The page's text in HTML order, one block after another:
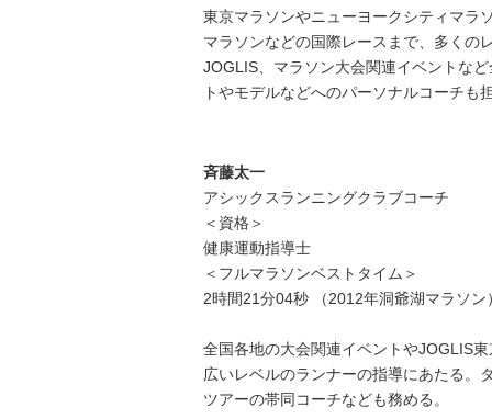
東京マラソンやニューヨークシティマラ
マラソンなどの国際レースまで、多くの
JOGLIS、マラソン大会関連イベントな
トやモデルなどへのパーソナルコーチも
斉藤太一
アシックスランニングクラブコーチ
＜資格＞
健康運動指導士
＜フルマラソンベストタイム＞
2時間21分04秒 （2012年洞爺湖マラソン
全国各地の大会関連イベントやJOGLIS
広いレベルのランナーの指導にあたる。
ツアーの帯同コーチなども務める。